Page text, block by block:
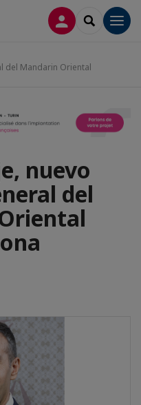
CONNEXION
del Mandarin Oriental
nuevo
del